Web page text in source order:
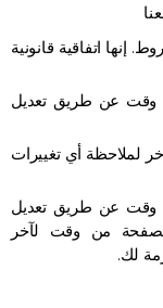
اتفاقية قانونية
وقت عن طريق تعديل
لملاحظة أي تغييرات
وقت عن طريق تعديل
من وقت لآخر
لك.